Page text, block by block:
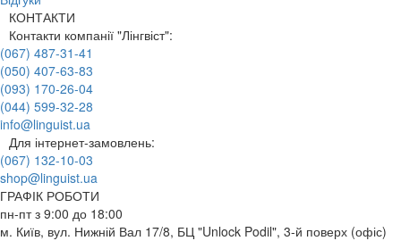
КОНТАКТИ
Контакти компанії "Лінгвіст":
(067) 487-31-41
(050) 407-63-83
(093) 170-26-04
(044) 599-32-28
info@linguist.ua
Для інтернет-замовлень:
(067) 132-10-03
shop@linguist.ua
ГРАФІК РОБОТИ
пн-пт з 9:00 до 18:00
м. Київ, вул. Нижній Вал 17/8, БЦ "Unlock Podil", 3-й поверх (офіс)